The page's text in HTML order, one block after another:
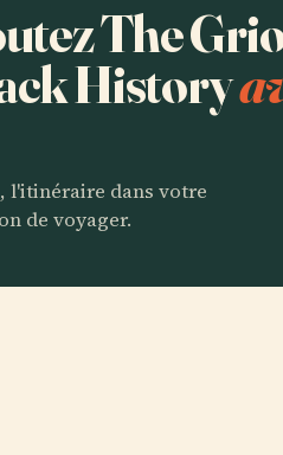
The
History
l'itinéraire dans votre
de voyager.